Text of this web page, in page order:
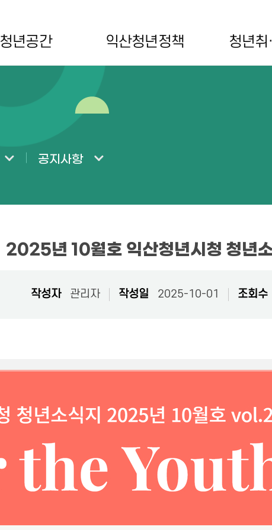
청년공간 익산청년정책 청년취
공지사항
2025년 10월호 익산청년시청 청년
작성자 관리자 작성일 2025-10-01 조회수